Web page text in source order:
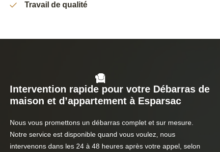
Travail de qualité
Intervention rapide pour votre Débarras de
maison et d’appartement à Esparsac
Nous vous promettons un débarras complet et sur mesure.
Notre service est disponible quand vous voulez, nous
intervenons dans les 24 à 48 heures après votre appel, selon